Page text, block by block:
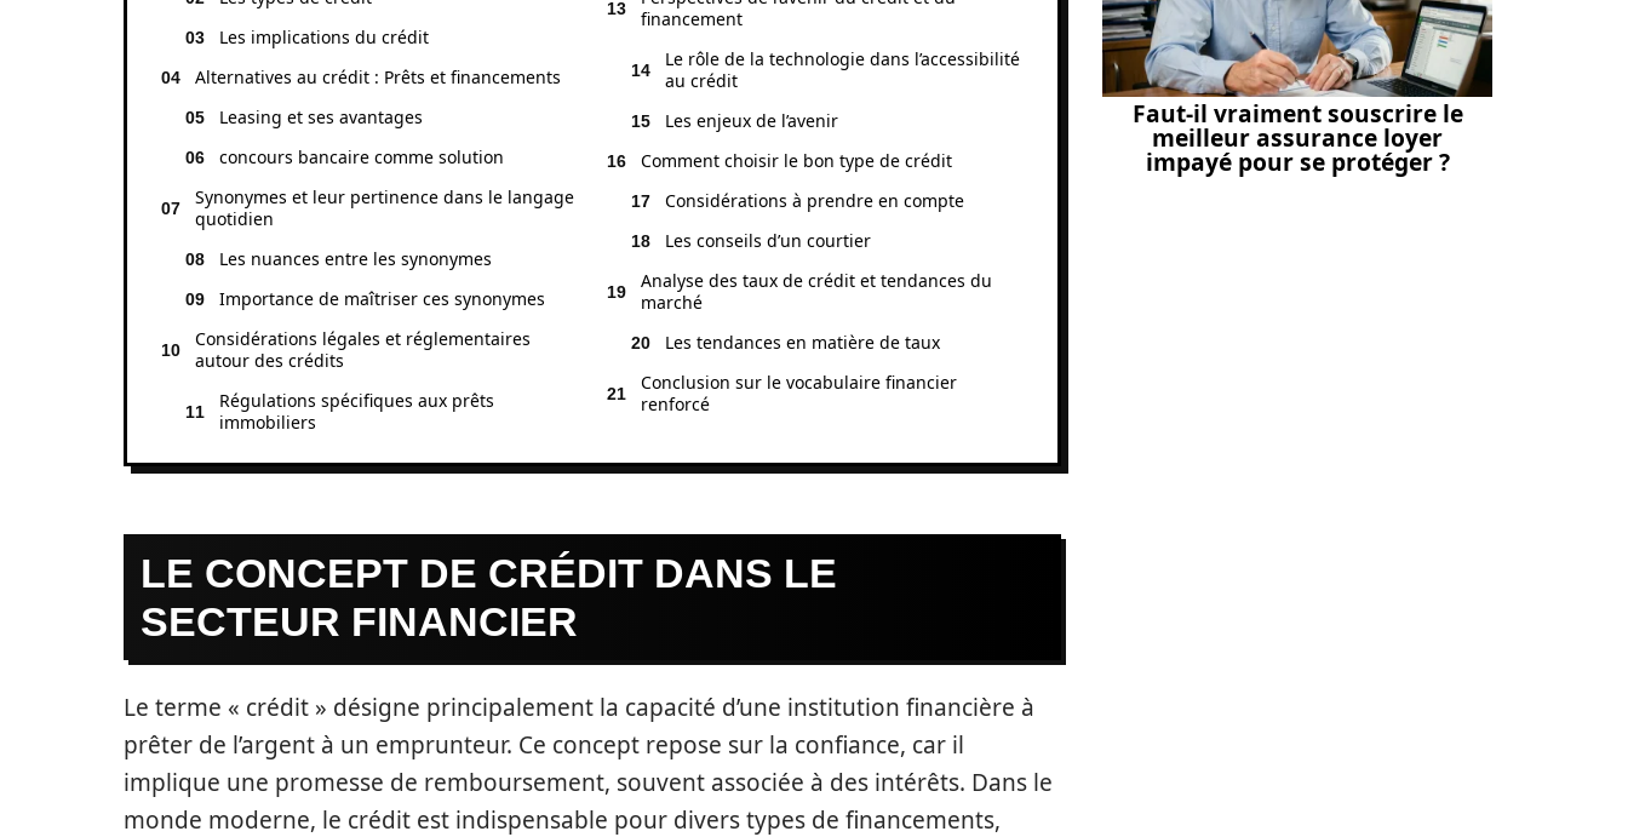
Les implications du crédit
Alternatives au crédit : Prêts et financements
Leasing et ses avantages
concours bancaire comme solution
Synonymes et leur pertinence dans le langage
quotidien
Les nuances entre les synonymes
Importance de maîtriser ces synonymes
Considérations légales et réglementaires
autour des crédits
Régulations spécifiques aux prêts
immobiliers
financement
Le rôle de la technologie dans l’accessibilité
au crédit
Les enjeux de l’avenir
Comment choisir le bon type de crédit
Considérations à prendre en compte
Les conseils d’un courtier
Analyse des taux de crédit et tendances du
marché
Les tendances en matière de taux
Conclusion sur le vocabulaire financier
renforcé
LE CONCEPT DE CRÉDIT DANS LE
SECTEUR FINANCIER
Le terme « crédit » désigne principalement la capacité d’une institution financière à
prêter de l’argent à un emprunteur. Ce concept repose sur la confiance, car il
implique une promesse de remboursement, souvent associée à des intérêts. Dans le
monde moderne, le crédit est indispensable pour divers types de financements,
Faut-il vraiment souscrire le
meilleur assurance loyer
impayé pour se protéger ?